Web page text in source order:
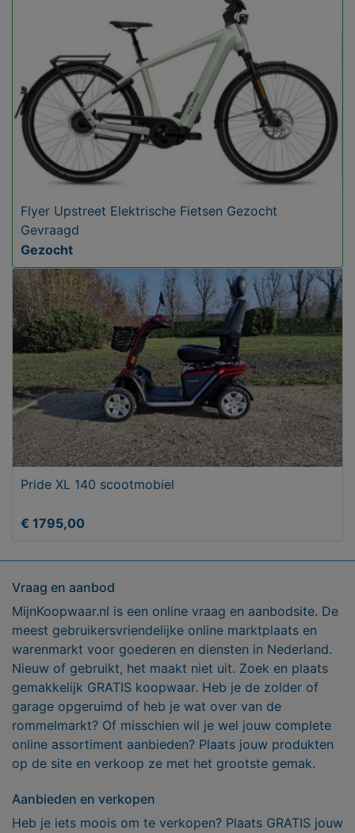
Flyer Upstreet Elektrische Fietsen Gezocht
Gevraagd
Gezocht
Pride XL 140 scootmobiel
€ 1795,00
Vraag en aanbod
MijnKoopwaar.nl is een online vraag en aanbodsite. De
meest gebruikersvriendelijke online marktplaats en
warenmarkt voor goederen en diensten in Nederland.
Nieuw of gebruikt, het maakt niet uit. Zoek en plaats
gemakkelijk GRATIS koopwaar. Heb je de zolder of
garage opgeruimd of heb je wat over van de
rommelmarkt? Of misschien wil je wel jouw complete
online assortiment aanbieden? Plaats jouw produkten
op de site en verkoop ze met het grootste gemak.
Aanbieden en verkopen
Heb je iets moois om te verkopen? Plaats GRATIS jouw